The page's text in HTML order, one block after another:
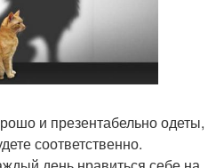
и презентабельно одеты,
соответственно.